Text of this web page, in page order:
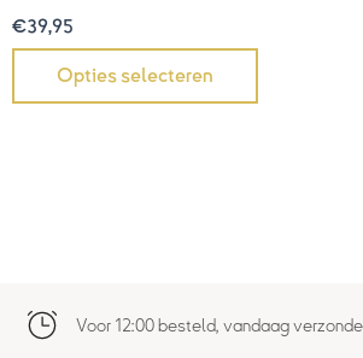
€39,95
Opties selecteren
Voor 12:00 besteld, vandaag